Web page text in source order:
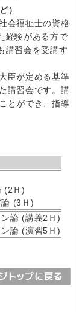
）
会福祉士の資格
経験がある方で
講習会を受講す
臣が定める基準
講習会です。講
とができ、指導
(2Ｈ)
(3Ｈ)
論 (講義2Ｈ)
論 (演習5Ｈ)